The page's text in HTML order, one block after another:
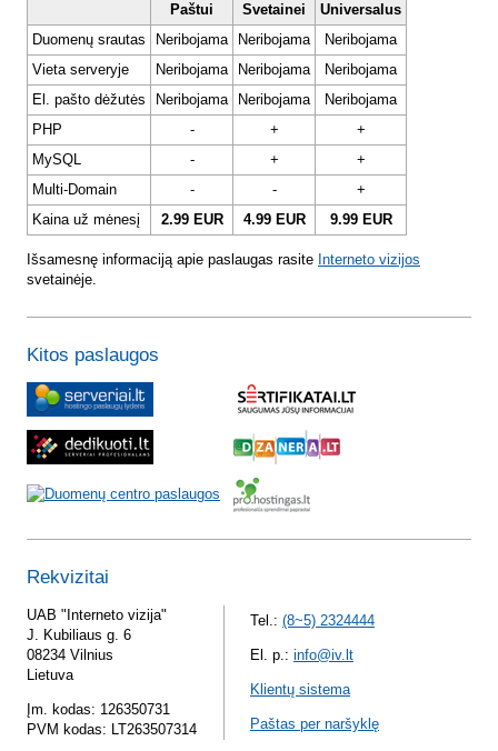
Paštui Svetainei
Universalus
Duomenų srautas
Neribojama Neribojama
Neribojama
Vieta serveryje
Neribojama Neribojama
Neribojama
El. pašto dėžutės
Neribojama Neribojama
Neribojama
PHP
- +
+
MySQL
- +
+
Multi-Domain
- -
+
Kaina už mėnesį
2.99 EUR 4.99 EUR 9.99 EUR
Išsamesnę informaciją apie paslaugas rasite Interneto vizijos
svetainėje.
Kitos paslaugos
Rekvizitai
UAB "Interneto vizija"
J. Kubiliaus g. 6
08234 Vilnius
Lietuva
Įm. kodas: 126350731
PVM kodas: LT263507314
Tel.: (8~5) 2324444
El. p.: info@iv.lt
Klientų sistema
Paštas per naršyklę